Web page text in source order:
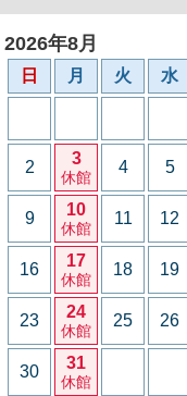
2026年8月
日 月 火 水
2 3
休館
4 5
9 10
休館
11 12
16 17
休館
18 19
23 24
休館
25 26
30 31
休館